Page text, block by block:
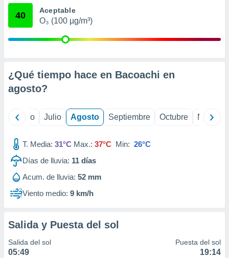
publicidad
1199
40 Aceptable
O₃ (100 µg/m³)
¿Qué tiempo hace en Bacoachi en
agosto?
Junio Julio Agosto Septiembre Octubre
T. Media: 31°C Max.: 37°C Min: 26°C
Días de lluvia: 11 días
Acum. de lluvia: 52 mm
Viento medio: 9 km/h
Salida y Puesta del sol
Salida del sol
05:49
Puesta del sol
19:14